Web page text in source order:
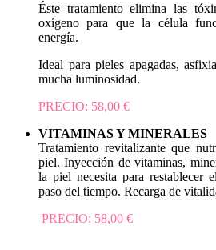
Éste tratamiento elimina las
oxígeno para que la célula
energía.
Ideal para pieles apagadas,
mucha luminosidad.
PRECIO: 58,00 €
VITAMINAS Y MINERALES
Tratamiento revitalizante que
piel. Inyección de vitaminas,
la piel necesita para restablecer
paso del tiempo. Recarga de
PRECIO: 58,00 €